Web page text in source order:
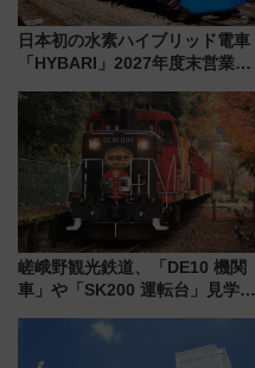
日本初の水素ハイブリッド電車
「HYBARI」2027年度末営業運
で水素利活用が加速
嵯峨野観光鉄道、「DE10 機関
車」や「SK200 運転台」見学ツ
トの一環で激レア体験できちゃ
うかも 参加方法やスケジュール